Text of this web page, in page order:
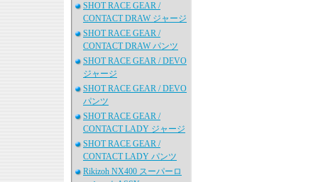
SHOT RACE GEAR /
CONTACT DRAW ジャージ
SHOT RACE GEAR /
CONTACT DRAW パンツ
SHOT RACE GEAR / DEVO
ジャージ
SHOT RACE GEAR / DEVO
パンツ
SHOT RACE GEAR /
CONTACT LADY ジャージ
SHOT RACE GEAR /
CONTACT LADY パンツ
Rikizoh NX400 スーパーロ